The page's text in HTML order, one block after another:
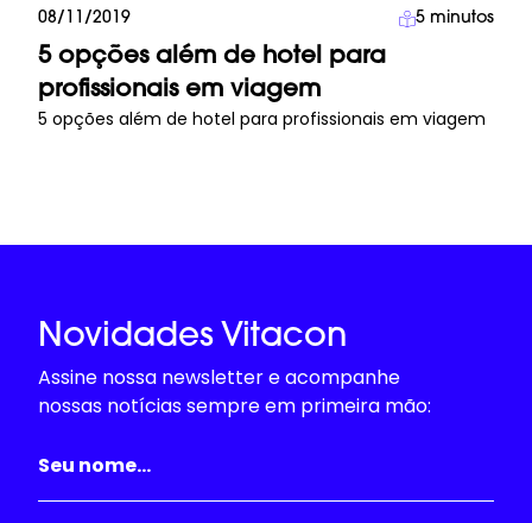
Viagens
08/11/2019 5 minutos
5 opções além de hotel para
profissionais em viagem
5 opções além de hotel para profissionais em viagem
Novidades Vitacon
Assine nossa newsletter e acompanhe
nossas notícias sempre em primeira mão: